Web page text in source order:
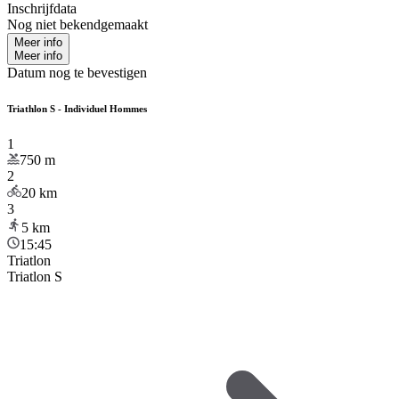
Inschrijfdata
Nog niet bekendgemaakt
Meer info
Meer info
Datum nog te bevestigen
Triathlon S - Individuel Hommes
1
750 m
2
20 km
3
5 km
15:45
Triatlon
Triatlon S